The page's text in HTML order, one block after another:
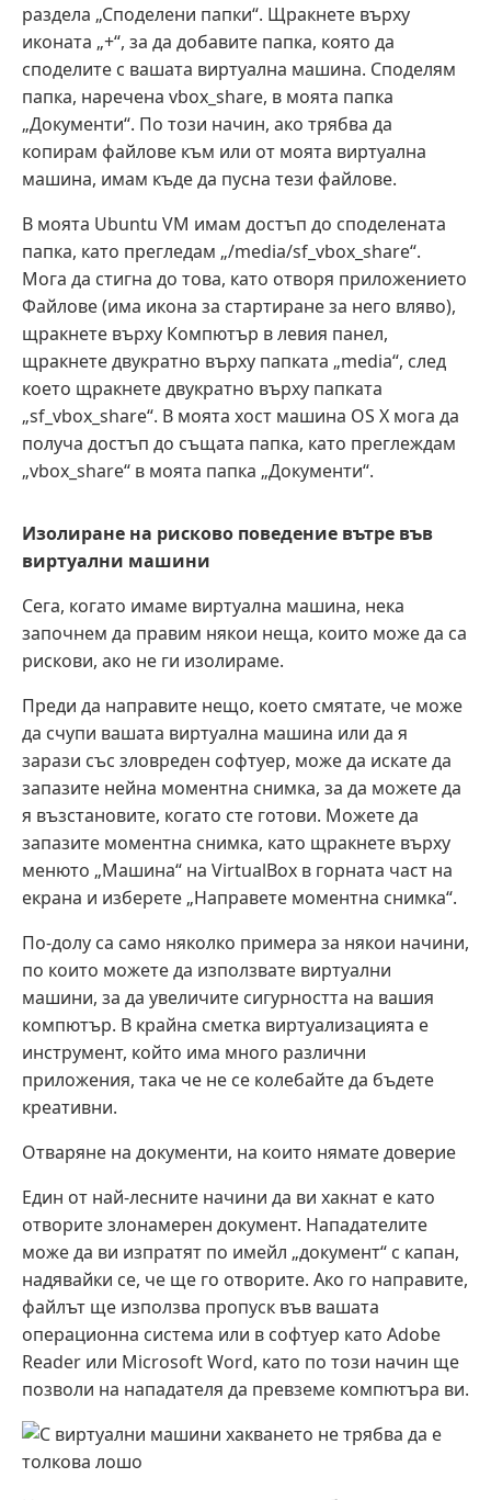
раздела „Споделени папки“. Щракнете върху
иконата „+“, за да добавите папка, която да
споделите с вашата виртуална машина. Споделям
папка, наречена vbox_share, в моята папка
„Документи“. По този начин, ако трябва да
копирам файлове към или от моята виртуална
машина, имам къде да пусна тези файлове.
В моята Ubuntu VM имам достъп до споделената
папка, като прегледам „/media/sf_vbox_share“.
Мога да стигна до това, като отворя приложението
Файлове (има икона за стартиране за него вляво),
щракнете върху Компютър в левия панел,
щракнете двукратно върху папката „media“, след
което щракнете двукратно върху папката
„sf_vbox_share“. В моята хост машина OS X мога да
получа достъп до същата папка, като преглеждам
„vbox_share“ в моята папка „Документи“.
Изолиране на рисково поведение вътре във
виртуални машини
Сега, когато имаме виртуална машина, нека
започнем да правим някои неща, които може да са
рискови, ако не ги изолираме.
Преди да направите нещо, което смятате, че може
да счупи вашата виртуална машина или да я
зарази със зловреден софтуер, може да искате да
запазите нейна моментна снимка, за да можете да
я възстановите, когато сте готови. Можете да
запазите моментна снимка, като щракнете върху
менюто „Машина“ на VirtualBox в горната част на
екрана и изберете „Направете моментна снимка“.
По-долу са само няколко примера за някои начини,
по които можете да използвате виртуални
машини, за да увеличите сигурността на вашия
компютър. В крайна сметка виртуализацията е
инструмент, който има много различни
приложения, така че не се колебайте да бъдете
креативни.
Отваряне на документи, на които нямате доверие
Един от най-лесните начини да ви хакнат е като
отворите злонамерен документ. Нападателите
може да ви изпратят по имейл „документ“ с капан,
надявайки се, че ще го отворите. Ако го направите,
файлът ще използва пропуск във вашата
операционна система или в софтуер като Adobe
Reader или Microsoft Word, като по този начин ще
позволи на нападателя да превземе компютъра ви.